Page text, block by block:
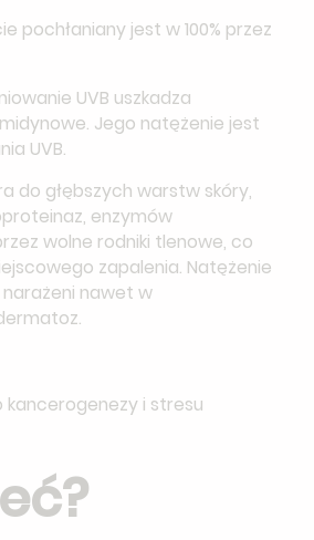
pochłaniany jest w 100% przez
UVB uszkadza
Jego natężenie jest
UVB.
do głębszych warstw skóry,
enzymów
wolne rodniki tlenowe, co
zapalenia. Natężenie
narażeni nawet w
kancerogenezy i stresu